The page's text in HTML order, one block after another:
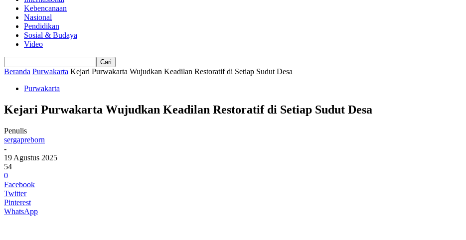
Kebencanaan
Nasional
Pendidikan
Sosial & Budaya
Video
Beranda Purwakarta Kejari Purwakarta Wujudkan Keadilan Restoratif di Setiap Sudut Desa
Purwakarta
Kejari Purwakarta Wujudkan Keadilan Restoratif di Setiap Sudut Desa
Penulis
sergapreborn
-
19 Agustus 2025
54
0
Facebook
Twitter
Pinterest
WhatsApp